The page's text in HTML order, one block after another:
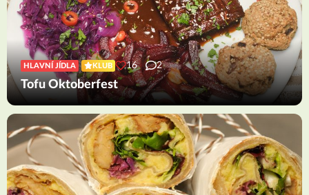
HLAVNÍ JÍDLA KLUB 16 2
Tofu Oktoberfest